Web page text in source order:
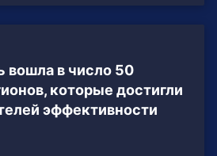
вошла в число 50
которые достигли
эффективности